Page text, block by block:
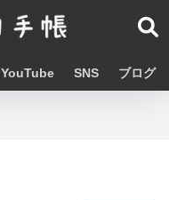
YouTube SNS ブログ